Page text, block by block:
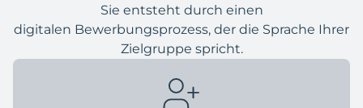
Sie entsteht durch einen
digitalen Bewerbungsprozess, der die Sprache Ihrer
Zielgruppe spricht.